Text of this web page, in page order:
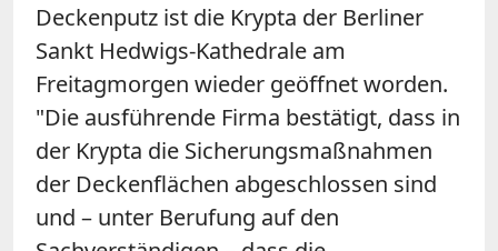
Deckenputz ist die Krypta der Berliner
Sankt Hedwigs-Kathedrale am
Freitagmorgen wieder geöffnet worden.
"Die ausführende Firma bestätigt, dass in
der Krypta die Sicherungsmaßnahmen
der Deckenflächen abgeschlossen sind
und – unter Berufung auf den